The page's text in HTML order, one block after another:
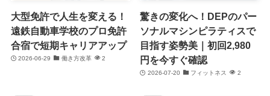
大型免許で人生を変える！
遠鉄自動車学校のプロ免許
合宿で短期キャリアアップ
2026-06-29 働き方改革 2
驚きの変化へ！DEPのパー
ソナルマシンピラティスで
目指す姿勢美｜初回2,980
円を今すぐ確認
2026-07-20 フィットネス 2